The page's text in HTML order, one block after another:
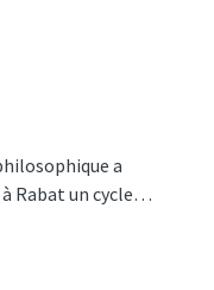
a
à Rabat un cycle…